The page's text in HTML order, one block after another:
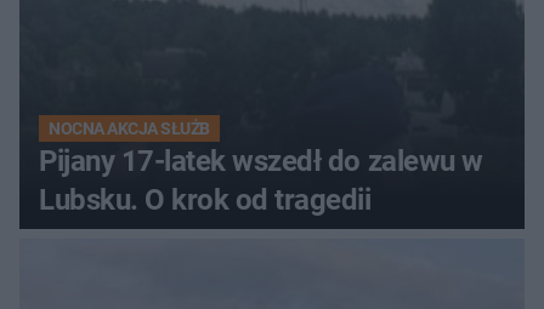
NOCNA AKCJA SŁUŻB
Pijany 17-latek wszedł do zalewu w
Lubsku. O krok od tragedii